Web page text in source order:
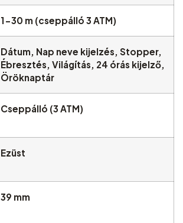
1-30 m (cseppálló 3 ATM)
Dátum, Nap neve kijelzés, Stopper,
Ébresztés, Világítás, 24 órás kijelző,
Öröknaptár
Cseppálló (3 ATM)
Ezüst
39 mm